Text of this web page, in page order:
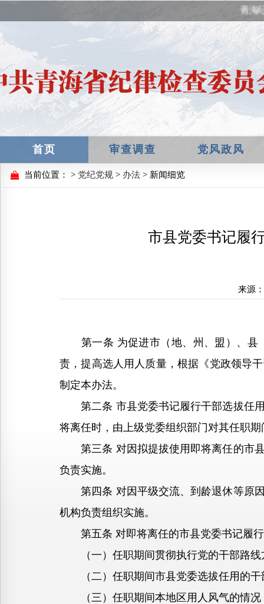
青海
首页 审查调查 党风政风
当前位置： > 党纪党规 > 办法 > 新闻细览
市县党委书记履
来源：
第一条 为促进市（地、州、盟）、县
责，提高选人用人质量，根据《党政领导
制定本办法。
第二条 市县党委书记履行干部选拔任用
将离任时，由上级党委组织部门对其任职
第三条 对因拟提拔使用即将离任的市县
负责实施。
第四条 对因平级交流、到龄退休等原因
机构负责组织实施。
第五条 对即将离任的市县党委书记履行
（一）任职期间贯彻执行党的干部路线
（二）任职期间市县党委选拔任用的干
（三）任职期间本地区用人风气的情况